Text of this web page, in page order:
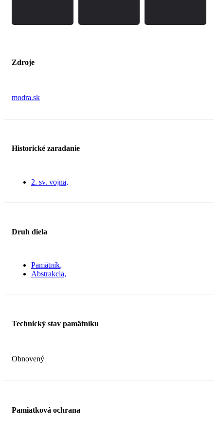
Zdroje
modra.sk
Historické zaradanie
2. sv. vojna
Druh diela
Pamätník
Abstrakcia
Technický stav pamätníku
Obnovený
Pamiatková ochrana